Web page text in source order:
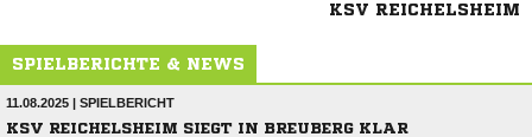
KSV REICHELSHEIM
SPIELBERICHTE & NEWS
11.08.2025 | SPIELBERICHT
KSV REICHELSHEIM SIEGT IN BREUBERG KLAR